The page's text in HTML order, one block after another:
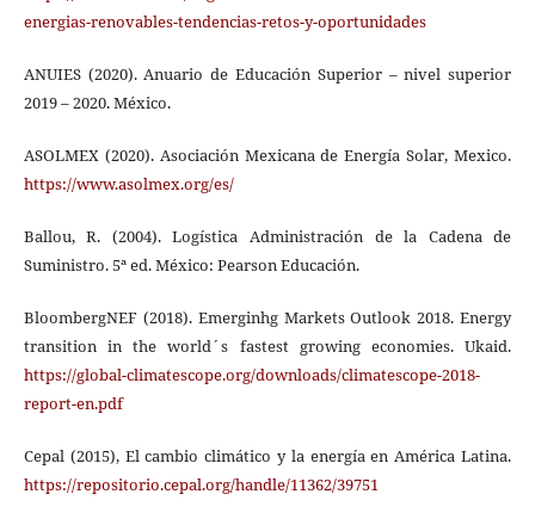
energias-renovables-tendencias-retos-y-oportunidades
ANUIES (2020). Anuario de Educación Superior – nivel superior
2019 – 2020. México.
ASOLMEX (2020). Asociación Mexicana de Energía Solar, Mexico.
https://www.asolmex.org/es/
Ballou, R. (2004). Logística Administración de la Cadena de
Suministro. 5ª ed. México: Pearson Educación.
BloombergNEF (2018). Emerginhg Markets Outlook 2018. Energy
transition in the world´s fastest growing economies. Ukaid.
https://global-climatescope.org/downloads/climatescope-2018-
report-en.pdf
Cepal (2015), El cambio climático y la energía en América Latina.
https://repositorio.cepal.org/handle/11362/39751